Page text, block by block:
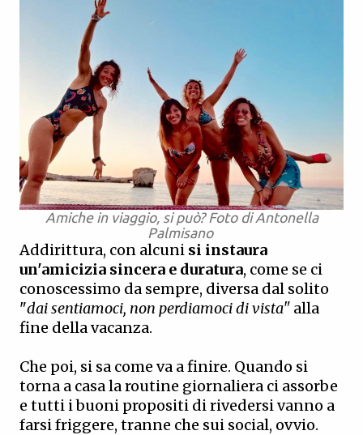
Amiche in viaggio, si può? Foto di Antonella
Palmisano
Addirittura, con alcuni si instaura
un'amicizia sincera e duratura, come se ci
conoscessimo da sempre, diversa dal solito
"dai sentiamoci, non perdiamoci di vista" alla
fine della vacanza.
Che poi, si sa come va a finire. Quando si
torna a casa la routine giornaliera ci assorbe
e tutti i buoni propositi di rivedersi vanno a
farsi friggere, tranne che sui social, ovvio.